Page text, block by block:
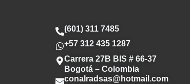
(601) 311 7485
+57 312 435 1287
Carrera 27B BIS # 66-37
Bogotá – Colombia
conalradsas@hotmail.com